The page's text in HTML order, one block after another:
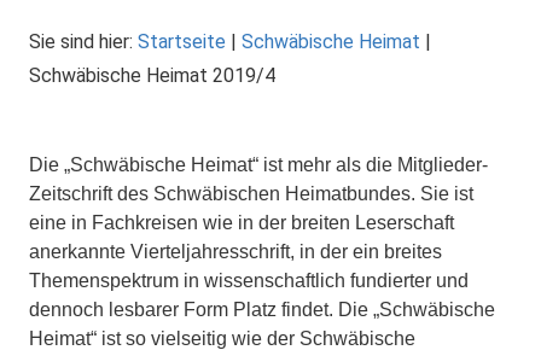
Sie sind hier: Startseite | Schwäbische Heimat |
Schwäbische Heimat 2019/4
Die „Schwäbische Heimat“ ist mehr als die Mitglieder-
Zeitschrift des Schwäbischen Heimatbundes. Sie ist
eine in Fachkreisen wie in der breiten Leserschaft
anerkannte Vierteljahresschrift, in der ein breites
Themenspektrum in wissenschaftlich fundierter und
dennoch lesbarer Form Platz findet. Die „Schwäbische
Heimat“ ist so vielseitig wie der Schwäbische